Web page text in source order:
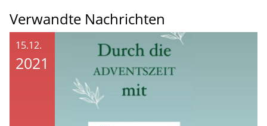
Verwandte Nachrichten
15.12.
2021